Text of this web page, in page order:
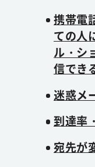
携帯電
ての人
ル・シ
信でき
迷惑メ
到達率
宛先が